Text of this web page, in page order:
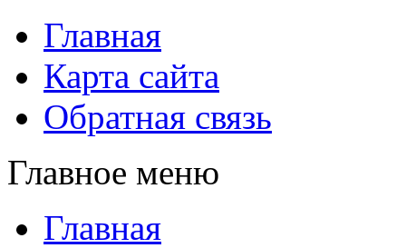
Главная
Карта сайта
Обратная связь
Главное меню
Главная